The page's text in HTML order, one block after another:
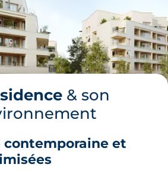
& son
et